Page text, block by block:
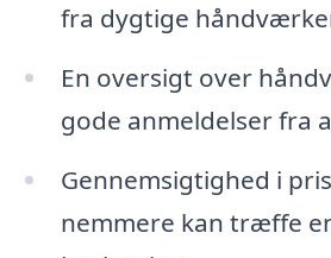
fra dygtige
En oversigt over
gode anmeldelser fra
Gennemsigtighed i
nemmere kan træffe